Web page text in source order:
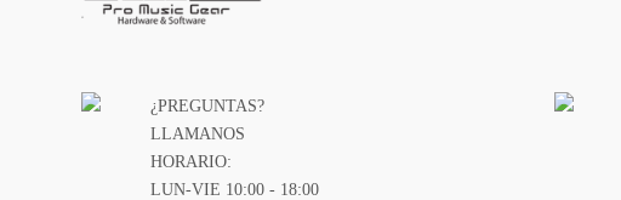
¿PREGUNTAS?
LLAMANOS
HORARIO:
LUN-VIE 10:00 - 18:00